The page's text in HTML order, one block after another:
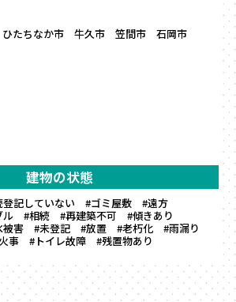
ひたちなか市 牛久市 笠間市
石岡市
建物の状態
登記していない #ゴミ屋敷
#遠方
ル #相続 #再建築不可
#傾きあり
被害 #未登記 #放置 #老朽化
#雨漏り
事 #トイレ故障 #残置物あり